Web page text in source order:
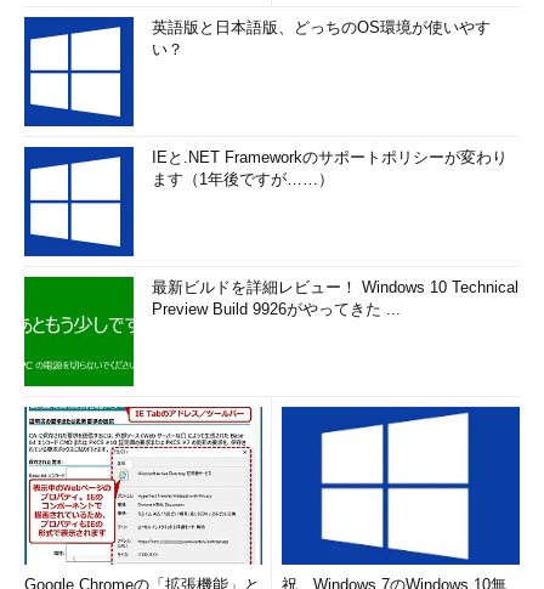
英語版と日本語版、どっちのOS環境が使いやす
い？
IEと.NET Frameworkのサポートポリシーが変わり
ます（1年後ですが……）
最新ビルドを詳細レビュー！ Windows 10 Technical
Preview Build 9926がやってきた ...
Google Chromeの「拡張機能」と
祝、Windows 7のWindows 10無